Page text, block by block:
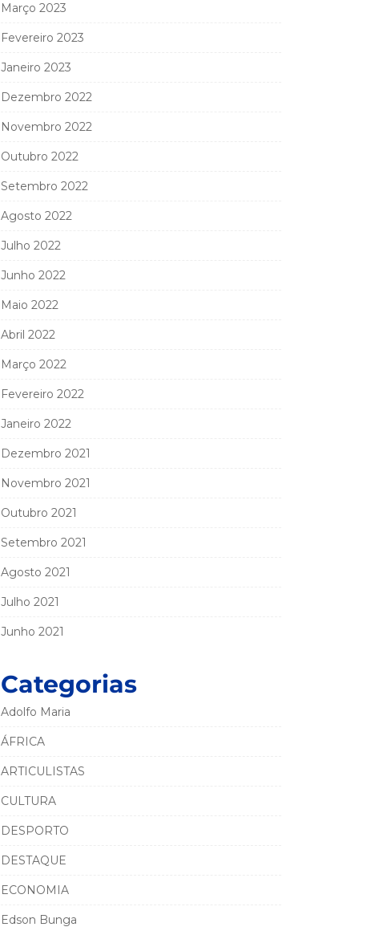
Março 2023
Fevereiro 2023
Janeiro 2023
Dezembro 2022
Novembro 2022
Outubro 2022
Setembro 2022
Agosto 2022
Julho 2022
Junho 2022
Maio 2022
Abril 2022
Março 2022
Fevereiro 2022
Janeiro 2022
Dezembro 2021
Novembro 2021
Outubro 2021
Setembro 2021
Agosto 2021
Julho 2021
Junho 2021
Categorias
Adolfo Maria
ÁFRICA
ARTICULISTAS
CULTURA
DESPORTO
DESTAQUE
ECONOMIA
Edson Bunga